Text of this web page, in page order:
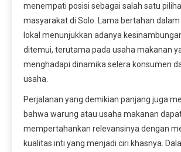
menempati posisi sebagai salah satu
masyarakat di Solo. Lama bertahan
lokal menunjukkan adanya
ditemui, terutama pada usaha makanan
menghadapi dinamika selera konsumen
usaha.
Perjalanan yang demikian panjang juga
bahwa warung atau usaha makanan
mempertahankan relevansinya dengan
kualitas inti yang menjadi ciri khasnya.